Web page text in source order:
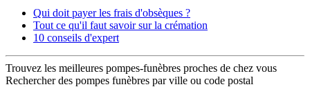
Qui doit payer les frais d'obsèques ?
Tout ce qu'il faut savoir sur la crémation
10 conseils d'expert
Trouvez les meilleures pompes-funèbres proches de chez vous
Rechercher des pompes funèbres par ville ou code postal